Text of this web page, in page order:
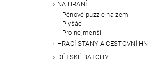
NA HRANÍ
Pěnové puzzle na zem
Plyšáci
Pro nejmenší
HRACÍ STANY A CESTOVNÍ
DĚTSKÉ BATOHY